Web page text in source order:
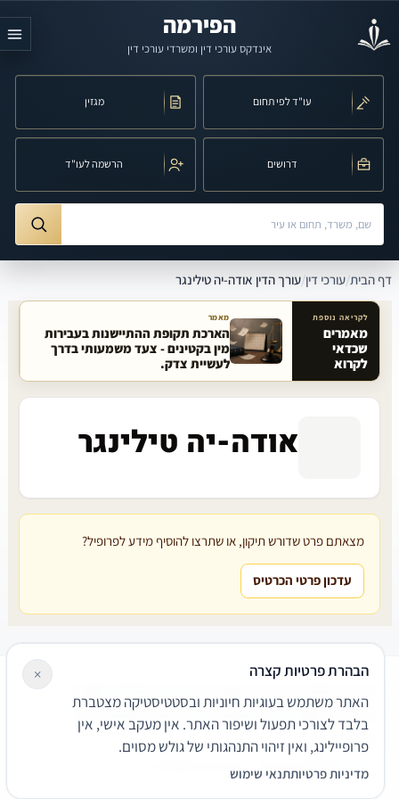
הפירמה
אינדקס עורכי דין ומשרדי עורכי דין
עו"ד לפי תחום מגזין
דרושים הרשמה לעו"ד
חיפוש לפי שם, משרד, תחום משפט או עיר
דף הבית/עורכי דין/עורך הדין אודה-יה טילינגר
מאמרים קשורים באתר
לקריאה נוספת
מאמרים
שכדאי
לקרוא
מאמר
הארכת תקופת ההתיישנות בעבירות
מין בקטינים - צעד משמעותי בדרך
לעשיית צדק.
אודה-יה טילינגר
מצאתם פרט שדורש תיקון, או שתרצו להוסיף מידע לפרופיל?
עדכון פרטי הכרטיס
שירותים משפטיים
דרושים צור קשר נגישותפרטיות
תנאי שימוש
© 2026 הפירמה. כל הזכויות שמורות.
הבהרת פרטיות קצרה
האתר משתמש בעוגיות חיוניות ובסטטיסטיקה מצטברת
בלבד לצורכי תפעול ושיפור האתר. אין מעקב אישי, אין
פרופיילינג, ואין זיהוי התנהגותי של גולש מסוים.
מדיניות פרטיותתנאי שימוש
×